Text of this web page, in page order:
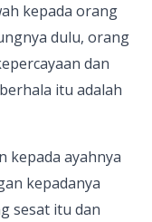
kepada orang
dulu, orang
dan
itu adalah
kepada ayahnya
kepadanya
sesat itu dan